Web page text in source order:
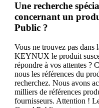
Une recherche
concernant un
Public ?
Vous ne trouvez pas dans
KEYNUX le produit
répondre à vos attentes ?
nous les références du
recherchez. Nous avons
milliers de références
fournisseurs. Attention !